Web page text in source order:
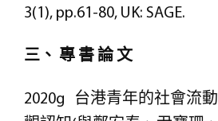
3(1), pp.61-80, UK: SAGE.
三、 專 書 論 文
2020g 台港青年的社會流